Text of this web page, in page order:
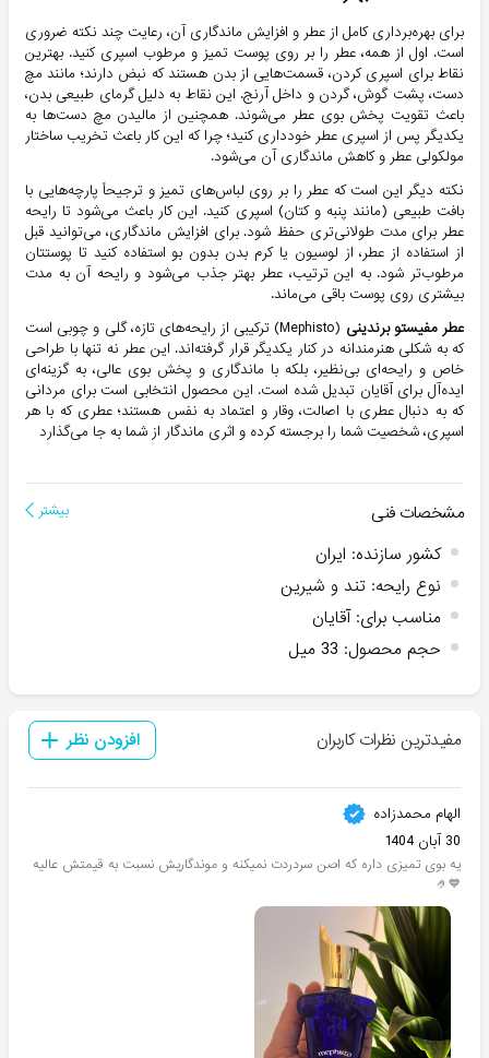
برای بهره‌برداری کامل از عطر و افزایش ماندگاری آن، رعایت چند نکته ضروری
است. اول از همه، عطر را بر روی پوست تمیز و مرطوب اسپری کنید. بهترین
نقاط برای اسپری کردن، قسمت‌هایی از بدن هستند که نبض دارند؛ مانند مچ
دست، پشت گوش، گردن و داخل آرنج. این نقاط به دلیل گرمای طبیعی بدن،
باعث تقویت پخش بوی عطر می‌شوند. همچنین از مالیدن مچ دست‌ها به
یکدیگر پس از اسپری عطر خودداری کنید؛ چرا که این کار باعث تخریب ساختار
مولکولی عطر و کاهش ماندگاری آن می‌شود.
نکته دیگر این است که عطر را بر روی لباس‌های تمیز و ترجیحاً پارچه‌هایی با
بافت طبیعی (مانند پنبه و کتان) اسپری کنید. این کار باعث می‌شود تا رایحه
عطر برای مدت طولانی‌تری حفظ شود. برای افزایش ماندگاری، می‌توانید قبل
از استفاده از عطر، از لوسیون یا کرم بدن بدون بو استفاده کنید تا پوستتان
مرطوب‌تر شود. به این ترتیب، عطر بهتر جذب می‌شود و رایحه آن به مدت
بیشتری روی پوست باقی می‌ماند.
عطر مفیستو برندینی
(Mephisto) ترکیبی از رایحه‌های تازه، گلی و چوبی است
که به شکلی هنرمندانه در کنار یکدیگر قرار گرفته‌اند. این عطر نه تنها با طراحی
خاص و رایحه‌ای بی‌نظیر، بلکه با ماندگاری و پخش بوی عالی، به گزینه‌ای
ایده‌آل برای آقایان تبدیل شده است. این محصول انتخابی است برای مردانی
که به دنبال عطری با اصالت، وقار و اعتماد به نفس هستند؛ عطری که با هر
اسپری، شخصیت شما را برجسته کرده و اثری ماندگار از شما به جا می‌گذارد
مشخصات فنی بیشتر
کشور سازنده: ایران
نوع رایحه: تند و شیرین
مناسب برای:آقایان
حجم محصول: 33 میل
مفیدترین نظرات کاربران افزودن نظر
الهام محمدزاده
30 آبان 1404
یه بوی تمیزی داره که اصن سردردت نمیکنه و موندگاریش نسبت به قیمتش عالیه
💙🤌